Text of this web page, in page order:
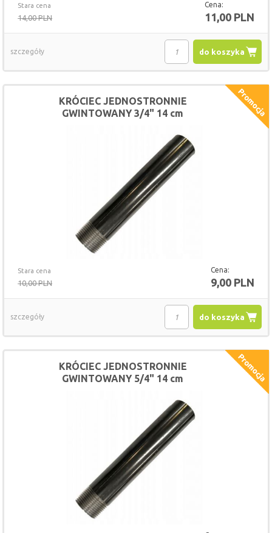
Stara cena
14,00 PLN
Cena:
11,00 PLN
do koszyka
szczegóły
Stara cena
10,00 PLN
Cena:
9,00 PLN
KRÓCIEC JEDNOSTRONNIE
GWINTOWANY 3/4" 14 cm
do koszyka
szczegóły
KRÓCIEC JEDNOSTRONNIE
GWINTOWANY 5/4" 14 cm